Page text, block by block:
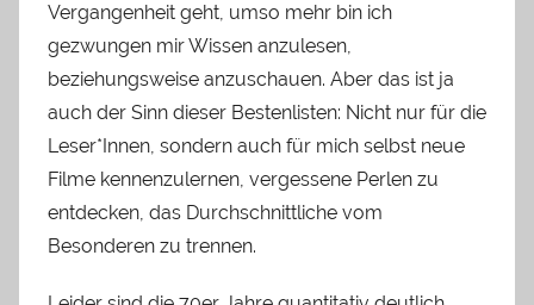
Vergangenheit geht, umso mehr bin ich
gezwungen mir Wissen anzulesen,
beziehungsweise anzuschauen. Aber das ist ja
auch der Sinn dieser Bestenlisten: Nicht nur für die
Leser*Innen, sondern auch für mich selbst neue
Filme kennenzulernen, vergessene Perlen zu
entdecken, das Durchschnittliche vom
Besonderen zu trennen.